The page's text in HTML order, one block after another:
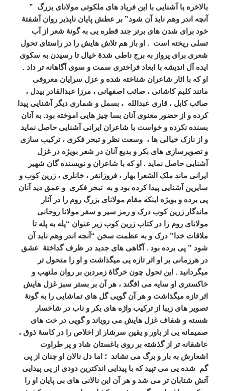
بالاخره با آشنایی با این فریاد های ملکوتی مولانای بزرگ ”
آنچه اندر وهم ناید آن شود” بر عطش پایان ناپذیر روان آشفتۀ
خود برای شدن های برتر جند قطره یی به گونۀ شعر از آب
تسلی ریخته است . او باز هم تلاش هایش را در راستای تحول
شعری برای پرواز به برج ناطی شدۀ خیال تا رسیدن به سکوی
ایده آل اندیشه با ابعاد فراختری سمت و سوی آگاهانه تر داد .
او که با اثار شاعران شناخته شده و عزل سرایان معروفی
مانند کلیم کاشانی ، صائب اصفهانی ، مرزا عبدالقادر بیدل ،
صائب کابل ، قاری عبدالله ، بسمل و شماری دیگر آشنایی پیدا
کرده و از حضور معنوی آنان بسا چیز هایی اموخته بود. به آنان
بسنده نکرده و خواست با شاعران ایرانی آشنایی حاصل نماید
و از نازک خیالی ها ، وسعت نظر و تبحر فکری ، ترکیب سازی
و تصویرسازی های بکر و بدیع آنان در شعر بویژه در غزل
آشنایی حاصل نماید . او که با شاعران و نویسنده گان شهیر
ایرانی ماند ملک الشعرا بهار ، فروزانفر ، خانلری ، زرین کوب و
سایرین آشنایی پیدا کرده بود و به تبحر فکری و عمق دید آنان
پی برده و بویژه اینکه مقام مولانای بزرگ روم را در آثار
ماندگار زرین کوب درک و رمز سیر و سفر مولانا روحانی
مولانای روم را در کتاب زرین کوب زیر عنوان “پله به پله تا
ملاقات خدا” درک و به عظمت سخن “آنجه اندر وهم ناید آن
شود ” پی برده بود . آگاهی های جدید در ظرف گداختۀ عشق
در هرزمانی بر او اثر تازه یی میگذاشت و او را متحول تر
میگردانید . این تحول چون خرگاۀ زمردین بر روان ملتهب و
خاکستری او سایه می افگند ، هر آن بر بستر سبز غزل هایش
اثر تازه میگذاشت و هر آن گویی گل های تماشایی را به گونۀ
تصویر های زیبا از ترکیب واژه های بکر و ناب در شاخسار
شسته و شفاف غزل هایش می رویاند و گویی در خت های
صمیمانه یی از باور و یقین سرشار از اخلاص را در کاسۀ ذوق ،
عاشقانه تر از گذشته بر روی باغستان شاد و پر طراوت
اشعارش به بار و برگ می نشاند ؛ اما دل نالان او چنان از پی
گم شده یی می تپید که با پیدایی اندکترین دودی از پی پیدایی
آتش شتابان تر می شد و هر آن این نالانی های بی پایان او را